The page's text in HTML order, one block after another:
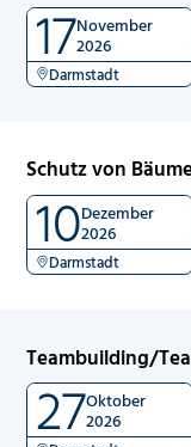
17November
2026
Darmstadt
Schutz von
10Dezember
2026
Darmstadt
Teambuilding/
27Oktober
2026